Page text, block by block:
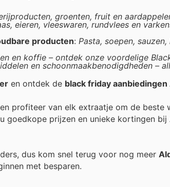
groenten, fruit en
eieren, vleeswaren, rundvlees en
producten: Pasta, soepen,
en koffie – ontdek onze voordelige
en schoonmaakbenodigdheden –
en ontdek de black friday aanbiedingen
profiteer van elk extraatje om de
goedkope prijzen en unieke kortingen bij
dus kom snel terug voor nog meer
met besparen.